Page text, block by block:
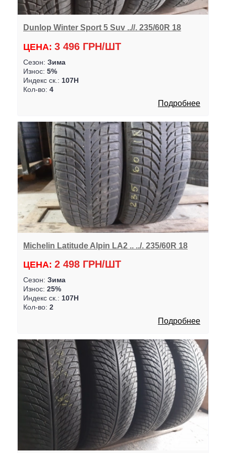
Dunlop Winter Sport 5 Suv ..//. 235/60R 18
ЦЕНА: 3 496 ГРН/ШТ
Сезон: Зима
Износ: 5%
Индекс ск.: 107H
Кол-во: 4
Подробнее
Michelin Latitude Alpin LA2 .. ../. 235/60R 18
ЦЕНА: 2 498 ГРН/ШТ
Сезон: Зима
Износ: 25%
Индекс ск.: 107H
Кол-во: 2
Подробнее